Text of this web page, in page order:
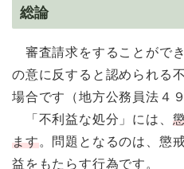
総論
審査請求をすることがで
の意に反すると認められる
場合です（地方公務員法４
「不利益な処分」には、
ます。問題となるのは、懲
益をもたらす行為です。